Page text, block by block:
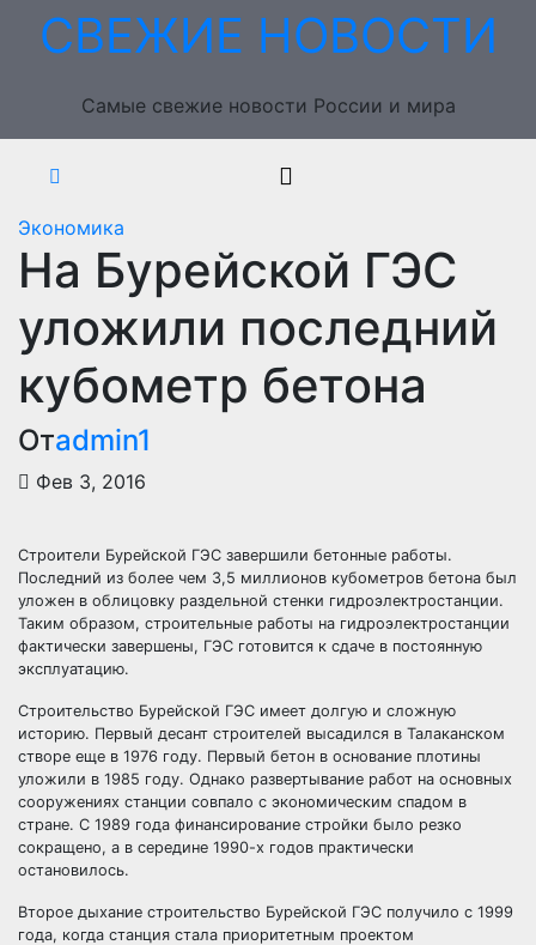
ПерейтиСВЕЖИЕ НОВОСТИ
Самые свежие новости России и мира
Экономика
На Бурейской ГЭС
уложили последний
кубометр бетона
Отadmin1
Фев 3, 2016
Строители Бурейской ГЭС завершили бетонные работы.
Последний из более чем 3,5 миллионов кубометров бетона был
уложен в облицовку раздельной стенки гидроэлектростанции.
Таким образом, строительные работы на гидроэлектростанции
фактически завершены, ГЭС готовится к сдаче в постоянную
эксплуатацию.
Строительство Бурейской ГЭС имеет долгую и сложную
историю. Первый десант строителей высадился в Талаканском
створе еще в 1976 году. Первый бетон в основание плотины
уложили в 1985 году. Однако развертывание работ на основных
сооружениях станции совпало с экономическим спадом в
стране. С 1989 года финансирование стройки было резко
сокращено, а в середине 1990-х годов практически
остановилось.
Второе дыхание строительство Бурейской ГЭС получило с 1999
года, когда станция стала приоритетным проектом